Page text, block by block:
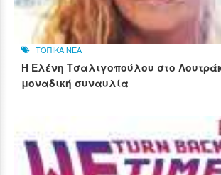
ΤΟΠΙΚΑ ΝΕΑ
Η Ελένη Τσαλιγοπούλου στο
μοναδική συναυλία